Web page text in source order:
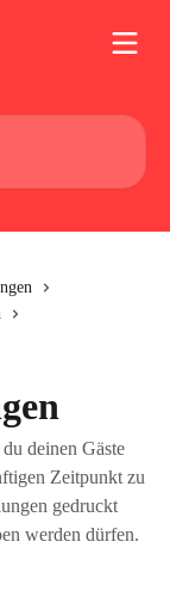
deinen Gäste
Zeitpunkt zu
gedruckt
werden dürfen.